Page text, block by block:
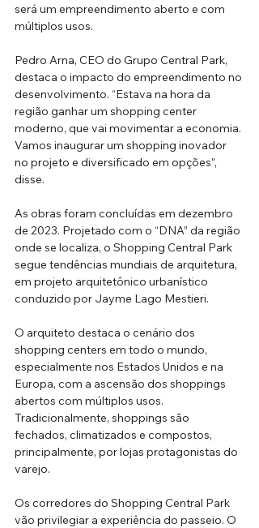
será um empreendimento aberto e com
múltiplos usos.
Pedro Arna, CEO do Grupo Central Park,
destaca o impacto do empreendimento no
desenvolvimento. “Estava na hora da
região ganhar um shopping center
moderno, que vai movimentar a economia.
Vamos inaugurar um shopping inovador
no projeto e diversificado em opções”,
disse.
As obras foram concluídas em dezembro
de 2023. Projetado com o “DNA” da região
onde se localiza, o Shopping Central Park
segue tendências mundiais de arquitetura,
em projeto arquitetônico urbanístico
conduzido por Jayme Lago Mestieri.
O arquiteto destaca o cenário dos
shopping centers em todo o mundo,
especialmente nos Estados Unidos e na
Europa, com a ascensão dos shoppings
abertos com múltiplos usos.
Tradicionalmente, shoppings são
fechados, climatizados e compostos,
principalmente, por lojas protagonistas do
varejo.
Os corredores do Shopping Central Park
vão privilegiar a experiência do passeio. O